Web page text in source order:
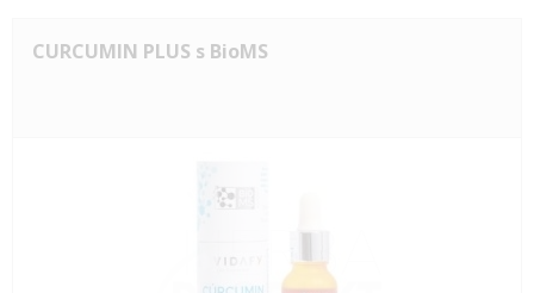
CURCUMIN PLUS s BioMS